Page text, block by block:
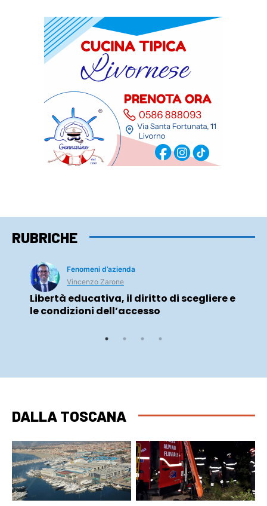
RUBRICHE
Fenomeni d’azienda
Vincenzo Zarone
Libertà educativa, il diritto di scegliere e
le condizioni dell’accesso
DALLA TOSCANA